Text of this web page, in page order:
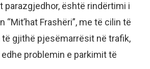
parazgjedhor, është rindërtimi i
“Mit’hat Frashëri”, me të cilin të
gjithë pjesëmarrësit në trafik,
problemin e parkimit të